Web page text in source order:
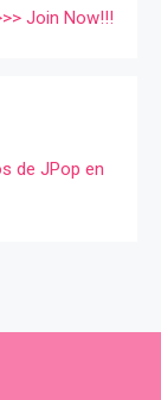
Join Now!!!